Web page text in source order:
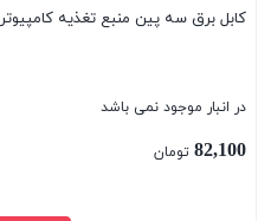
کابل برق سه پین منبع تغذیه کامپیوتر KNET طول 1.5 متر
در انبار موجود نمی باشد
82,100 تومان